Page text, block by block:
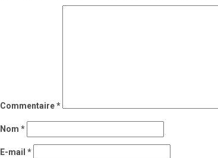
Commentaire*
Nom *
E-mail *